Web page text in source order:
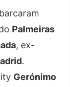
Palmeiras
, ex-
.
Gerónimo